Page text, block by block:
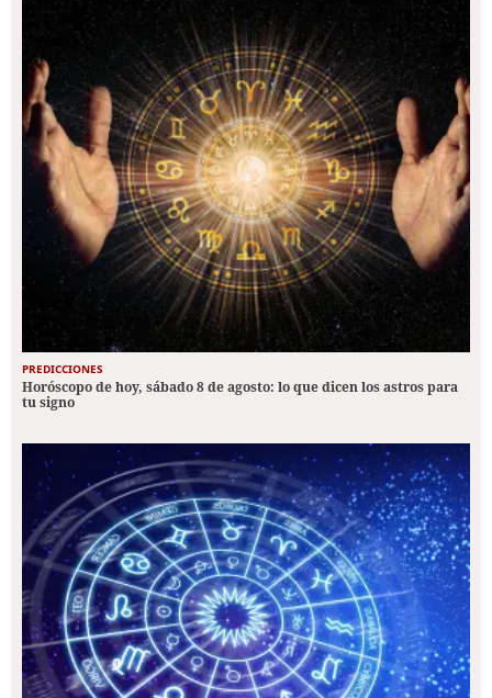
PREDICCIONES
Horóscopo de hoy, sábado 8 de agosto: lo que dicen los astros para
tu signo